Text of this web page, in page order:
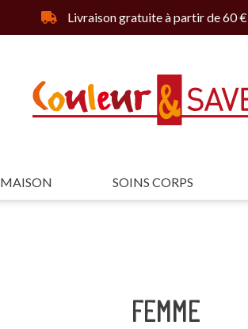
Livraison gratuite à partir de 60
MAISON SOINS CORPS
FEMME